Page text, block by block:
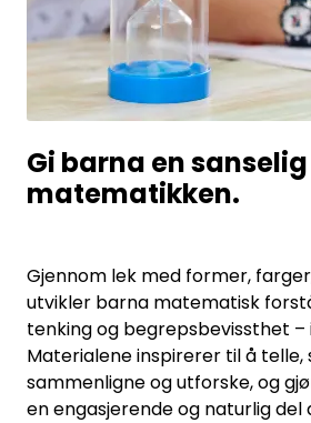
Gi barna en
matematikken.
Gjennom lek med former,
utvikler barna matematisk
tenking og begrepsbevissthet
Materialene inspirerer til å telle,
sammenligne og utforske, og
en engasjerende og naturlig del
OUTLET & GJENBRUK
KATALOGER